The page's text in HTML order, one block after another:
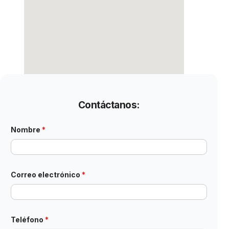
Contáctanos:
Nombre *
o
r
e
N
Correo electrónico *
Teléfono *